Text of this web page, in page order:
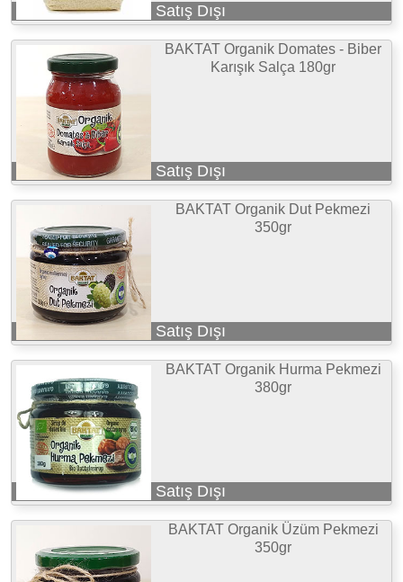
Satış Dışı
BAKTAT Organik Domates - Biber
Karışık Salça 180gr
Satış Dışı
BAKTAT Organik Dut Pekmezi
350gr
Satış Dışı
BAKTAT Organik Hurma Pekmezi
380gr
Satış Dışı
BAKTAT Organik Üzüm Pekmezi
350gr